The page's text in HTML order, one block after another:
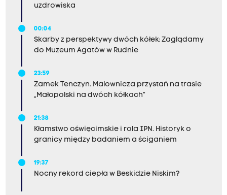
uzdrowiska
00:04
Skarby z perspektywy dwóch kółek: Zaglądamy
do Muzeum Agatów w Rudnie
23:59
Zamek Tenczyn. Malownicza przystań na trasie
„Małopolski na dwóch kółkach”
21:38
Kłamstwo oświęcimskie i rola IPN. Historyk o
granicy między badaniem a ściganiem
19:37
Nocny rekord ciepła w Beskidzie Niskim?